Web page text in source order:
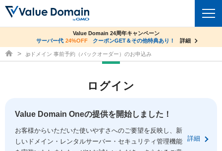
ドメイントップ
ドメイン移管
ドメイン価格一覧
コアサーバー
バリューサーバー
セキュリティトップ
Value Domain ネットde診断
サービストップ facebook
co.jpドメイン✕コアサーバーV2ビジネス応援キャンペーン
サーバー料金1年間無料
詳細
Value Domain 24周年キャンペーン
サーバー代 24%OFF クーポンGET＆その他特典あり！ 詳細
ドメイン取得ならバリュードメイン
.jpドメイン 事前予約（バックオーダー）のお申込み
ログイン
Value Domain Oneの提供を開始しました！
お客様からいただいた使いやすさへのご要望を反映し、新
しいドメイン・レンタルサーバー・セキュリティ管理機能
詳細